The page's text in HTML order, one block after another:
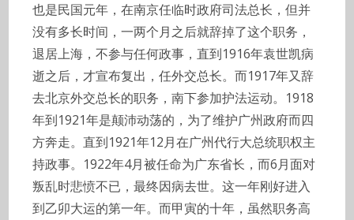
也是民国元年，在南京任临时政府司法总长，但并
没有多长时间，一两个月之后就辞掉了这个职务，
退居上海，不参与任何政事，直到1916年袁世凯病
逝之后，才宣布复出，任外交总长。而1917年又辞
去北京外交总长的职务，南下参加护法运动。1918
年到1921年是颠沛动荡的，为了维护广州政府而四
方奔走。直到1921年12月在广州代行大总统职权主
持政事。1922年4月被任命为广东省长，而6月面对
叛乱时悲愤不已，最终因病去世。这一年刚好进入
到乙卯大运的第一年。而甲寅的十年，虽然职务高